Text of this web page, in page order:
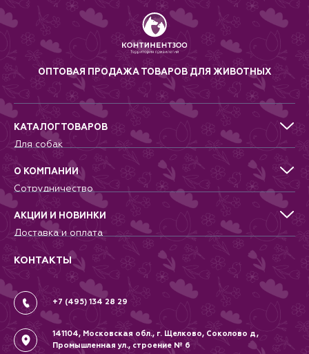
ОПТОВАЯ ПРОДАЖА ТОВАРОВ ДЛЯ ЖИВОТНЫХ
КАТАЛОГ ТОВАРОВ
Для собак
Для кошек
Для грызунов
Для птиц
Аквариумистика, пруд, море
Террариумистика
О КОМПАНИИ
Сотрудничество
Питомникам
Добрые дела
Новости
Контакты
Вопрос-Ответ
АКЦИИ И НОВИНКИ
Доставка и оплата
Гарантии и возврат
Вакансии
Политика
Соглашение
КОНТАКТЫ
+7 (495) 134 28 29
141104, Московская обл., г. Щелково, Соколово д,
Промышленная ул., строение № 6